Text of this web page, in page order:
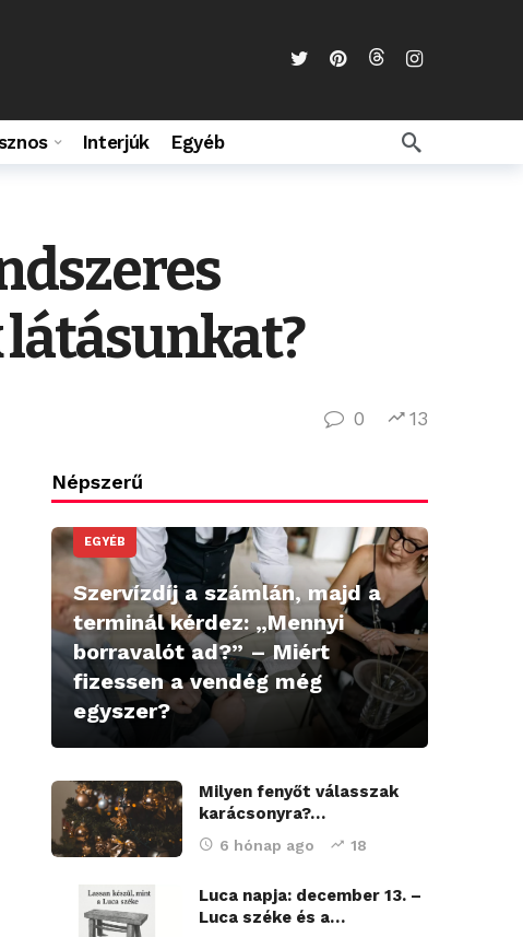
Interjúk Egyéb
0 13
Népszerű
EGYÉB
Szervízdíj a számlán, majd a
terminál kérdez: „Mennyi
borravalót ad?” – Miért
fizessen a vendég még
egyszer?
Milyen fenyőt válasszak
karácsonyra?…
6 hónap ago 18
Luca napja: december 13. –
Luca széke és a…